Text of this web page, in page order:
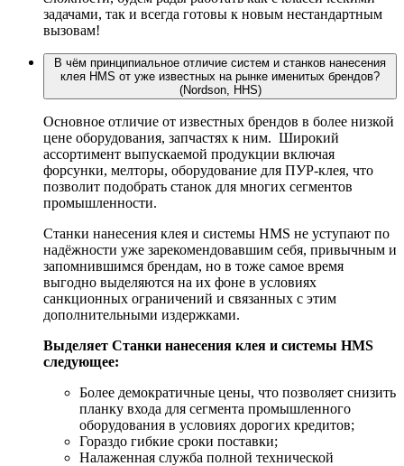
задачами, так и всегда готовы к новым нестандартным
вызовам!
В чём принципиальное отличие систем и станков нанесения
клея HMS от уже известных на рынке именитых брендов?
(Nordson, HHS)
Основное отличие от известных брендов в более низкой
цене оборудования, запчастях к ним. Широкий
ассортимент выпускаемой продукции включая
форсунки, мелторы, оборудование для ПУР-клея, что
позволит подобрать станок для многих сегментов
промышленности.
Станки нанесения клея и системы HMS не уступают по
надёжности уже зарекомендовавшим себя, привычным и
запомнившимся брендам, но в тоже самое время
выгодно выделяются на их фоне в условиях
санкционных ограничений и связанных с этим
дополнительными издержками.
Выделяет Станки нанесения клея и системы HMS
следующее:
Более демократичные цены, что позволяет снизить
планку входа для сегмента промышленного
оборудования в условиях дорогих кредитов;
Гораздо гибкие сроки поставки;
Налаженная служба полной технической